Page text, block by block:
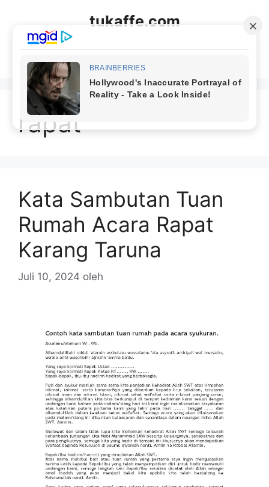
tukaffe.com
rapat
Kata Sambutan Tuan
Rumah Acara Rapat
Karang Taruna
Juli 10, 2024 oleh